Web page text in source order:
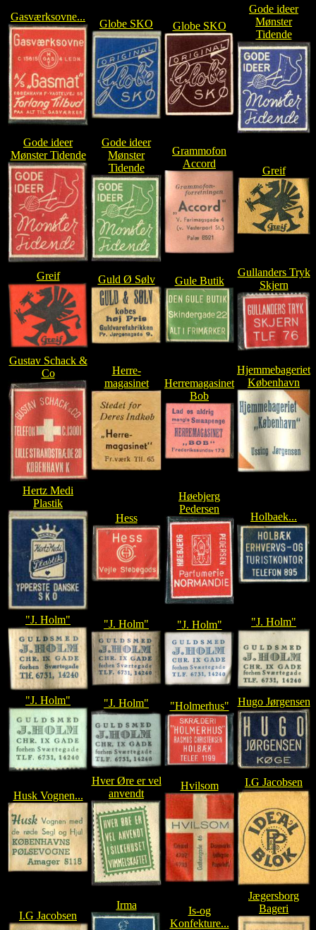
Gasværksovne...
Globe SKO Globe SKO
Gode ideer
Mønster
Tidende
Gode ideer
Mønster Tidende
Gode ideer
Mønster
Tidende
Grammofon
Accord
Greif
Greif Guld Ø Sølv Gule Butik
Gullanders Tryk
Skjern
Gustav Schack &
Co
Herre-
magasinet
Herremagasinet
Bob
Hjemmebageriet
København
Hertz Medi
Plastik
Hess
Høebjerg
Pedersen
Holbaek...
"J. Holm" "J. Holm" "J. Holm" "J. Holm"
"J. Holm" "J. Holm" "Holmerhus" Hugo Jørgensen
Husk Vognen...
Hver Øre er vel
anvendt
Hvilsom I.G Jacobsen
I.G Jacobsen
Irma
Is-og
Konfekture...
Jægersborg
Bageri